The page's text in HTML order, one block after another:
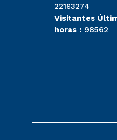
22193274
Visitantes
horas : 98562